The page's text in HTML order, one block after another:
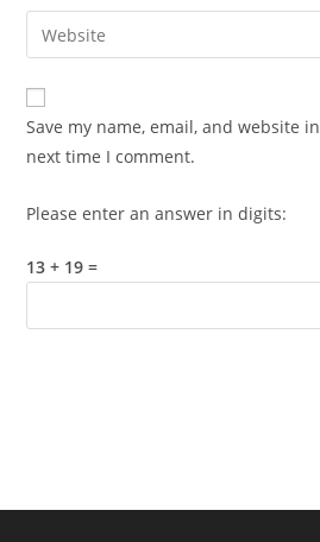
comment
email
address
comment
Enter
your
website
URL
(optional)
Save my name, email, and website
next time I comment.
Please enter an answer in digits:
13 + 19 =